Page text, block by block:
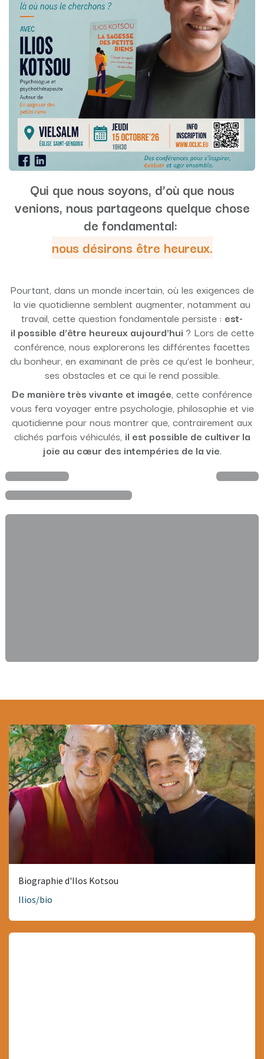
Qui que nous soyons, d’où que nous
venions, nous partageons quelque chose
de fondamental:
nous désirons être heureux.
Pourtant, dans un monde incertain, où les exigences de
la vie quotidienne semblent augmenter, notamment au
travail, cette question fondamentale persiste : est-
il possible d'être heureux aujourd'hui ? Lors de cette
conférence, nous explorerons les différentes facettes
du bonheur, en examinant de près ce qu’est le bonheur,
ses obstacles et ce qui le rend possible.
De manière très vivante et imagée, cette conférence
vous fera voyager entre psychologie, philosophie et vie
quotidienne pour nous montrer que, contrairement aux
clichés parfois véhiculés, il est possible de cultiver la
joie au cœur des intempéries de la vie.
Biographie d'Ilos Kotsou
Ilios/bio